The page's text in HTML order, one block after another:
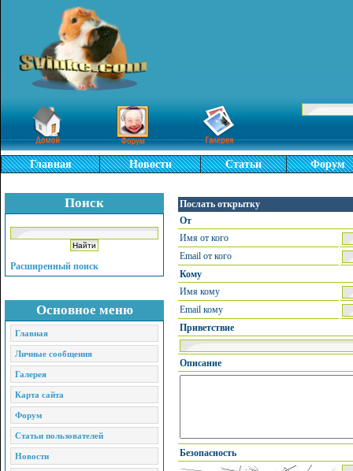
Главная Новости Статьи Форум
Поиск
Расширенный поиск
Основное меню
Главная
Личные сообщения
Галерея
Карта сайта
Форум
Статьи пользователей
Новости
Послать открытку
От
Имя от кого
Email от кого
Кому
Имя кому
Email кому
Приветствие
Описание
Безопасность